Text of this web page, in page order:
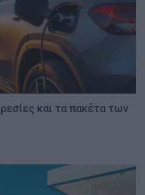
και τα πακέτα των